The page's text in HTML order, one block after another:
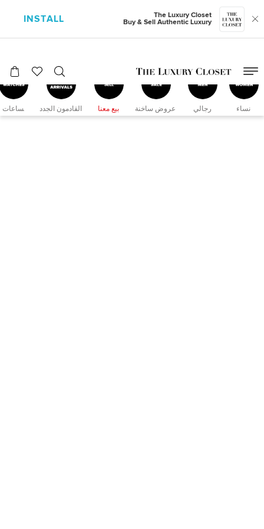
نساء رجالي عروض ساخنة بيع معنا القادمون الجدد ‍ساعات
The Luxury Closet
Buy & Sell Authentic Luxury
INSTALL